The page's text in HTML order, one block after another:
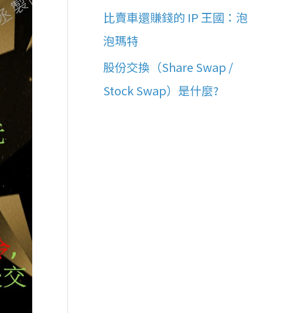
比賣車還賺錢的 IP 王國：泡
泡瑪特
股份交換（Share Swap /
Stock Swap）是什麼?